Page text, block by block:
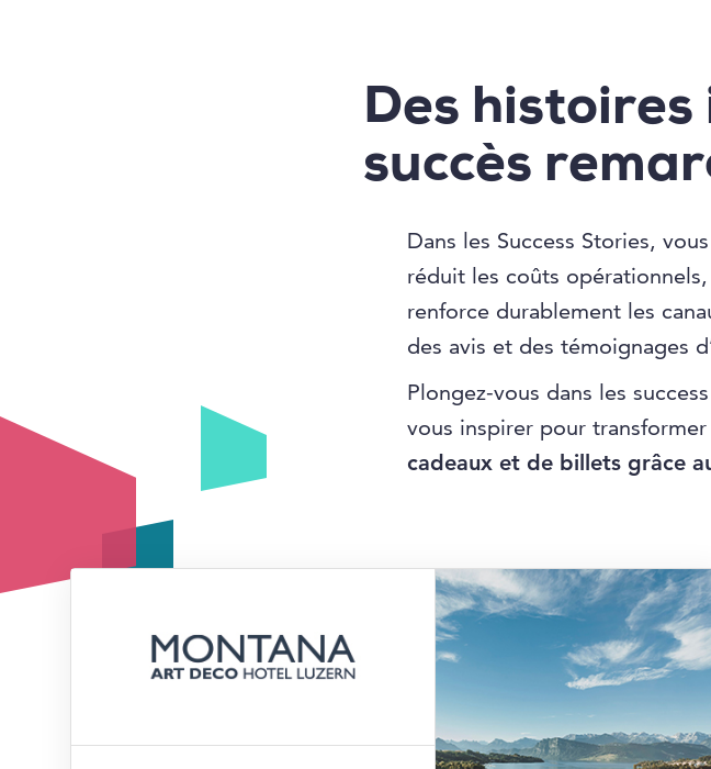
Des
succès
Dans les Success Stories,
réduit les coûts
renforce durablement les
des avis et des témoignages
Plongez-vous dans les
vous inspirer pour transformer
cadeaux et de billets grâce